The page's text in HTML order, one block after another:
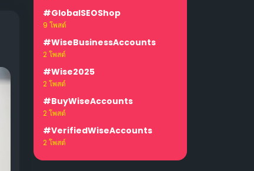
#GlobalSEOShop
9 โพสต์
#WiseBusinessAccounts
2 โพสต์
#Wise2025
2 โพสต์
#BuyWiseAccounts
2 โพสต์
#VerifiedWiseAccounts
2 โพสต์